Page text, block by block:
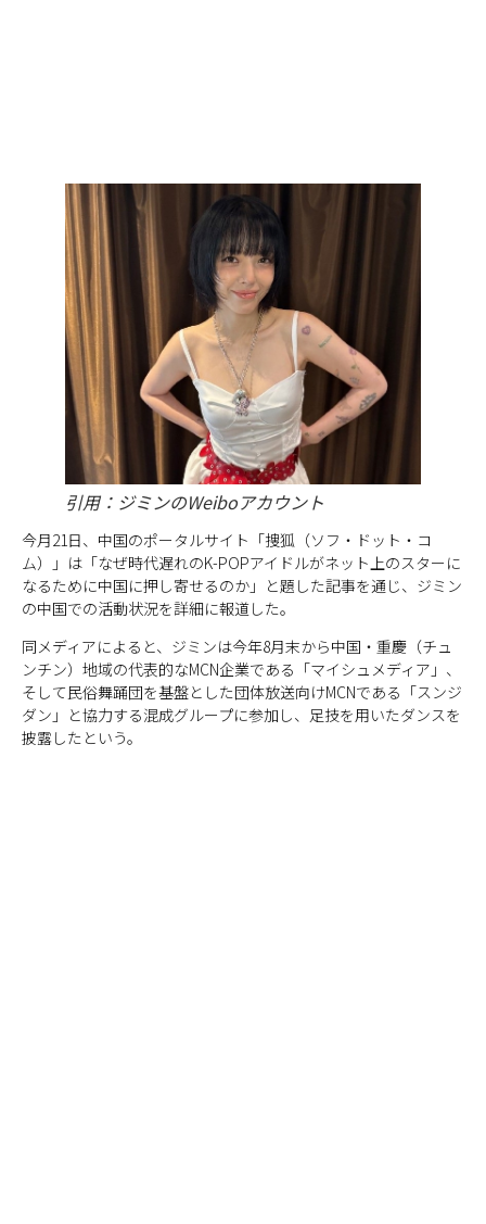
引用：ジミンのWeiboアカウント
今月21日、中国のポータルサイト「捜狐（ソフ・ドット・コ
ム）」は「なぜ時代遅れのK-POPアイドルがネット上のスターに
なるために中国に押し寄せるのか」と題した記事を通じ、ジミン
の中国での活動状況を詳細に報道した。
同メディアによると、ジミンは今年8月末から中国・重慶（チュ
ンチン）地域の代表的なMCN企業である「マイシュメディア」、
そして民俗舞踊団を基盤とした団体放送向けMCNである「スンジ
ダン」と協力する混成グループに参加し、足技を用いたダンスを
披露したという。